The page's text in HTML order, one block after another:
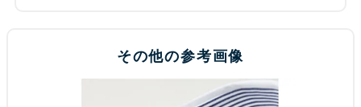
その他の参考画像